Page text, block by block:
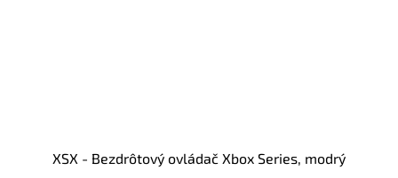
XSX - Bezdrôtový ovládač Xbox Series, modrý